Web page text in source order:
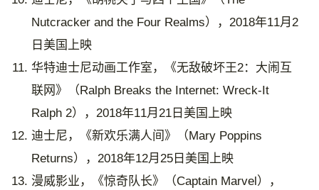
Nutcracker and the Four Realms），2018年11月2
日美国上映
华特迪士尼动画工作室，《无敌破坏王2：大闹互
联网》（Ralph Breaks the Internet: Wreck-It
Ralph 2），2018年11月21日美国上映
迪士尼，《新欢乐满人间》（Mary Poppins
Returns），2018年12月25日美国上映
漫威影业，《惊奇队长》（Captain Marvel），